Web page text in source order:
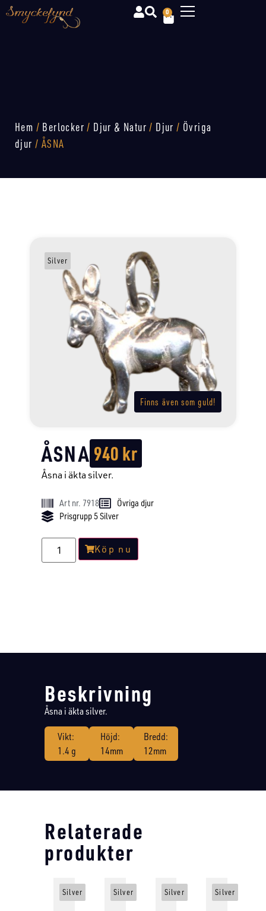
0
Hem / Berlocker / Djur & Natur / Djur / Övriga
djur / ÅSNA
Finns även som guld!
Silver
ÅSNA 940kr
Åsna i äkta silver.
Art nr. 7918
Övriga djur
Prisgrupp 5 Silver
Köp nu
Beskrivning
Åsna i äkta silver.
Vikt:
1.4 g
Höjd:
14mm
Bredd:
12mm
Relaterade
produkter
Silver Silver Silver Silver